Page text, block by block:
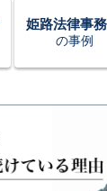
姫路法律事
の事例